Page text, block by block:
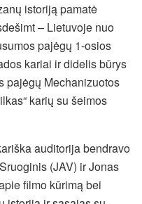
istoriją pamatė
– Lietuvoje nuo
pajėgų 1-osios
kariai ir didelis būrys
pajėgų Mechanizuotos
karių su šeimos
auditorija bendravo
(JAV) ir Jonas
filmo kūrimą bei